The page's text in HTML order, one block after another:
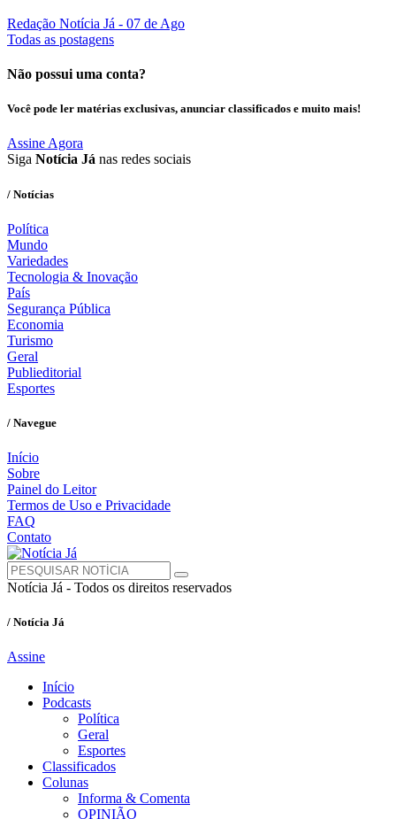
Redação Notícia Já - 07 de Ago
Todas as postagens
Não possui uma conta?
Você pode ler matérias exclusivas, anunciar classificados e muito mais!
Assine Agora
Siga Notícia Já nas redes sociais
/ Notícias
Política
Mundo
Variedades
Tecnologia & Inovação
País
Segurança Pública
Economia
Turismo
Geral
Publieditorial
Esportes
/ Navegue
Início
Sobre
Painel do Leitor
Termos de Uso e Privacidade
FAQ
Contato
Notícia Já - Todos os direitos reservados
/ Notícia Já
Assine
Início
Podcasts
Política
Geral
Esportes
Classificados
Colunas
Informa & Comenta
OPINIÃO